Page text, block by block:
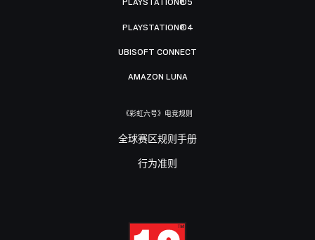
PLAYSTATION®5
PLAYSTATION®4
UBISOFT CONNECT
AMAZON LUNA
《彩虹六号》电竞规则
全球赛区规则手册
行为准则